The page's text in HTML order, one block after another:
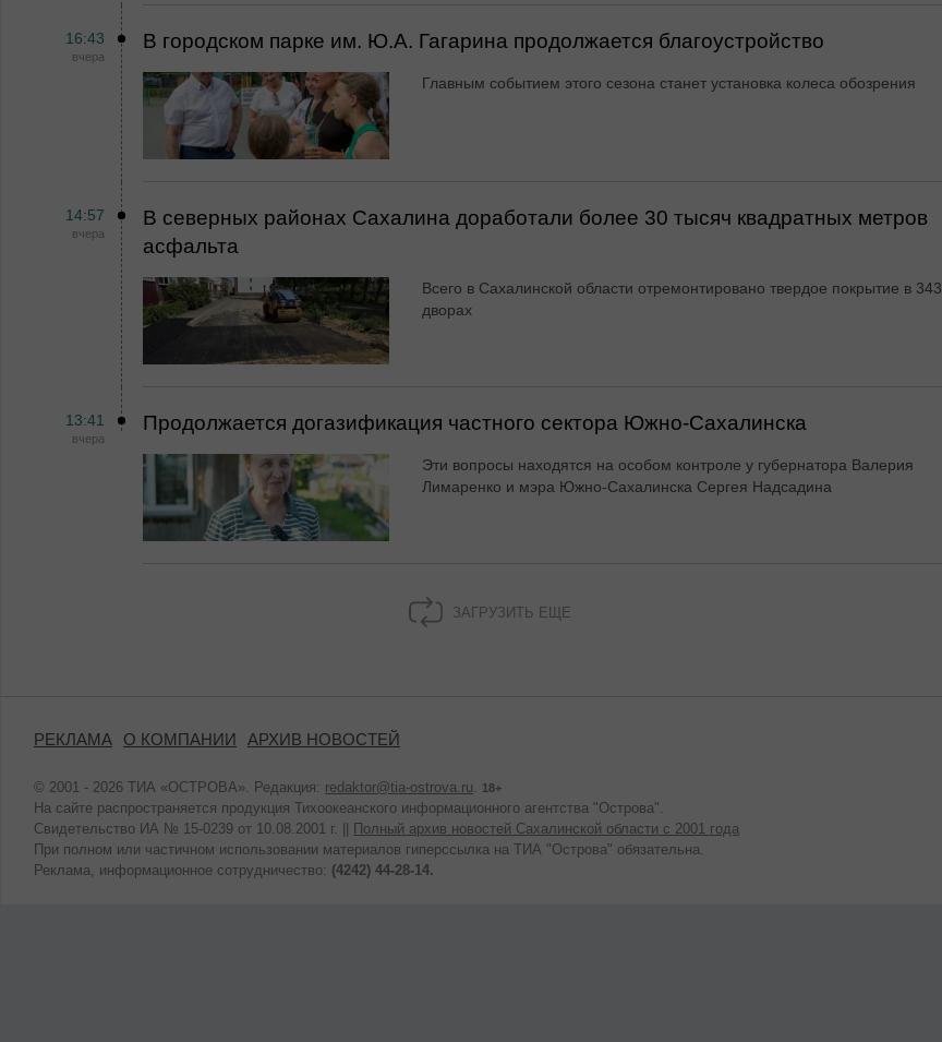
16:43
вчера
В городском парке им. Ю.А. Гагарина продолжается благоустройство
Главным событием этого сезона станет установка колеса обозрения
14:57
вчера
В северных районах Сахалина доработали более 30 тысяч квадратных метров
асфальта
Всего в Сахалинской области отремонтировано твердое покрытие в 343
дворах
13:41
вчера
Продолжается догазификация частного сектора Южно-Сахалинска
Эти вопросы находятся на особом контроле у губернатора Валерия
Лимаренко и мэра Южно-Сахалинска Сергея Надсадина
ЗАГРУЗИТЬ ЕЩЕ
РЕКЛАМА О КОМПАНИИ АРХИВ НОВОСТЕЙ
© 2001 - 2026 ТИА «ОСТРОВА». Редакция: redaktor@tia-ostrova.ru. 18+
На сайте распространяется продукция Тихоокеанского информационного агентства "Острова".
Свидетельство ИА № 15-0239 от 10.08.2001 г. ||
Полный архив новостей Сахалинской области с 2001 года
При полном или частичном использовании материалов гиперссылка на ТИА "Острова" обязательна.
Реклама, информационное сотрудничество: (4242) 44-28-14.